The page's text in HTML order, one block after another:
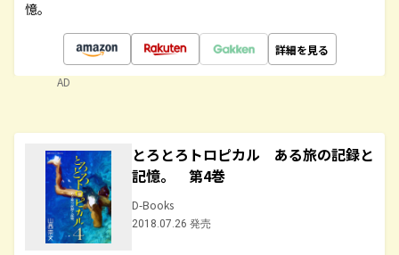
憶。
詳細を見る
AD
とろとろトロピカル ある旅の記録と
記憶。 第4巻
D-Books
2018.07.26 発売